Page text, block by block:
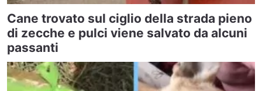
Cane trovato sul ciglio della strada pieno
di zecche e pulci viene salvato da alcuni
passanti